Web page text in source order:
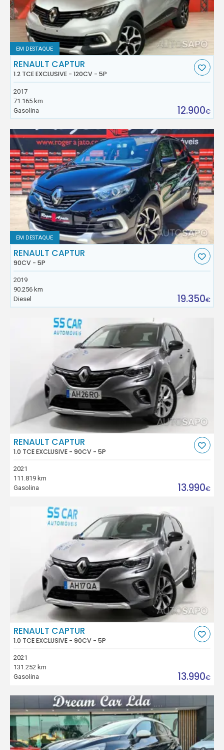
EM DESTAQUE
RENAULT CAPTUR
1.2 TCE EXCLUSIVE - 120CV - 5P
2017
71.165 km
Gasolina
12.900€
EM DESTAQUE
RENAULT CAPTUR
90CV - 5P
2019
90.256 km
Diesel
19.350€
RENAULT CAPTUR
1.0 TCE EXCLUSIVE - 90CV - 5P
2021
111.819 km
Gasolina
13.990€
RENAULT CAPTUR
1.0 TCE EXCLUSIVE - 90CV - 5P
2021
131.252 km
Gasolina
13.990€